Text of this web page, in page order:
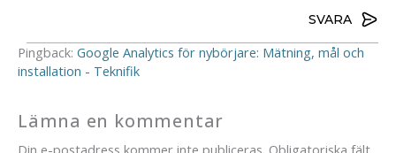
SVARA
Pingback: Google Analytics för nybörjare: Mätning, mål och
installation - Teknifik
Lämna en kommentar
Din e-postadress kommer inte publiceras. Obligatoriska fält